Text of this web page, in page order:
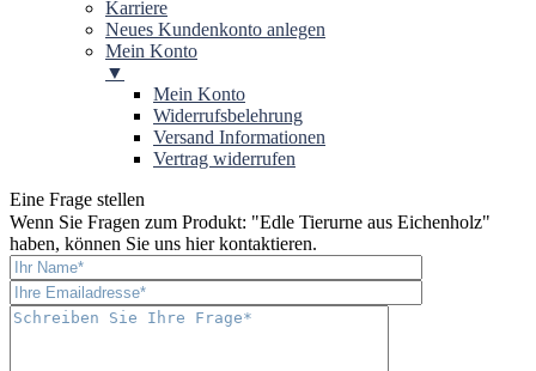
Karriere
Neues Kundenkonto anlegen
Mein Konto
▼
Mein Konto
Widerrufsbelehrung
Versand Informationen
Vertrag widerrufen
Eine Frage stellen
Wenn Sie Fragen zum Produkt: "Edle Tierurne aus Eichenholz"
haben, können Sie uns hier kontaktieren.